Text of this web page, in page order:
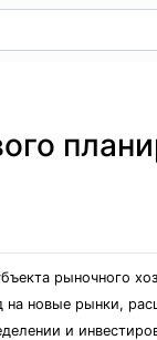
рыночного
новые рынки,
и